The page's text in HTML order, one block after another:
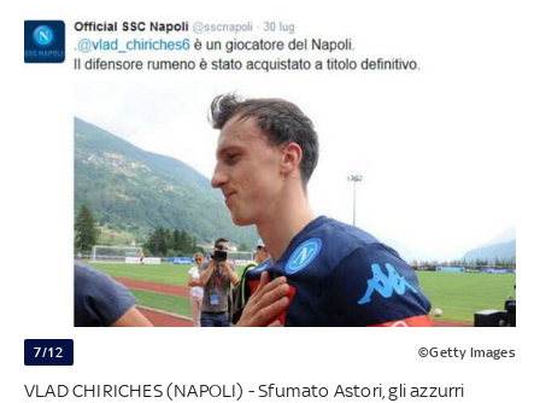
7/12 ©Getty Images
VLAD CHIRICHES (NAPOLI) - Sfumato Astori, gli azzurri